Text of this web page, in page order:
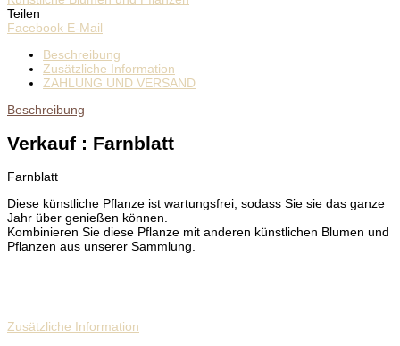
Teilen
Facebook E-Mail
Beschreibung
Zusätzliche Information
ZAHLUNG UND VERSAND
Beschreibung
Verkauf : Farnblatt
Farnblatt
Diese künstliche Pflanze ist wartungsfrei, sodass Sie sie das ganze
Jahr über genießen können.
Kombinieren Sie diese Pflanze mit anderen künstlichen Blumen und
Pflanzen aus unserer Sammlung.
Zusätzliche Information